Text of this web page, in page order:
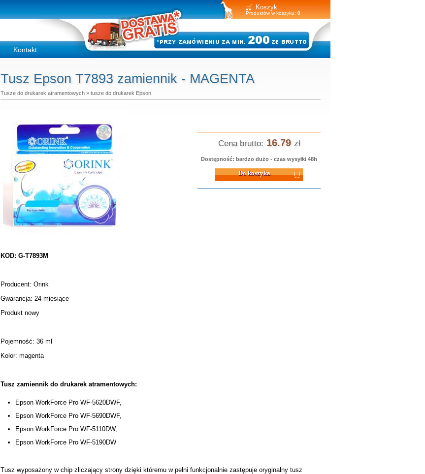
Koszyk
Produktów w koszyku: 0
Kontakt
Tusz Epson T7893 zamiennik - MAGENTA
Tusze do drukarek atramentowych » tusze do drukarek Epson
Cena brutto: 16.79 zł
Dostępność: bardzo dużo - czas wysyłki 48h
Do koszyka
KOD: G-T7893M
Producent: Orink
Gwarancja: 24 miesiące
Produkt nowy
Pojemność: 36 ml
Kolor: magenta
Tusz zamiennik do drukarek atramentowych:
Epson WorkForce Pro WF-5620DWF,
Epson WorkForce Pro WF-5690DWF,
Epson WorkForce Pro WF-5110DW,
Epson WorkForce Pro WF-5190DW
Tusz wyposażony w chip zliczający strony dzięki któremu w pełni funkcjonalnie zastępuje oryginalny tusz